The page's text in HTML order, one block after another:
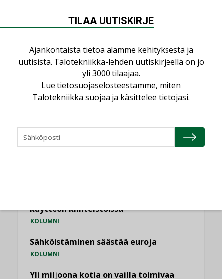
saman katon alle”
Kaivamattomat menetelmät
vakiinnuttavat asemansa taloyhtiöissä
LEHDEN ARTIKKELIT ,
käyttöön kiinteistöissä
KOLUMNI
Sähköistäminen säästää euroja
KOLUMNI
Yli miljoona kotia on vailla toimivaa
TILAA UUTISKIRJE
Ajankohtaista tietoa alamme kehityksestä ja
uutisista. Talotekniikka-lehden uutiskirjeellä on jo
yli 3000 tilaajaa.
Lue tietosuojaselosteestamme, miten
Talotekniikka suojaa ja käsittelee tietojasi.